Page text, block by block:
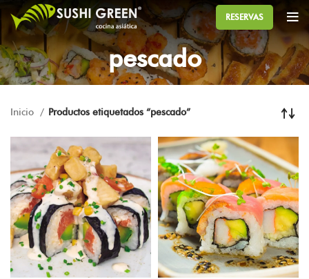
RESERVAS
pescado
Inicio Productos etiquetados “pescado”